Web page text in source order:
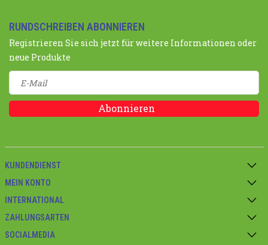
RUNDSCHREIBEN ABONNIEREN
Registrieren Sie sich jetzt für weitere Informationen oder
neue Produkte
Abonnieren
KUNDENDIENST
MEIN KONTO
INTERNATIONAL
ZAHLUNGSARTEN
SOCIALMEDIA